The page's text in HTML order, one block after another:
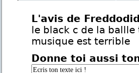
L'avis de
le black c de la
musique est terrible
Donne toi aussi